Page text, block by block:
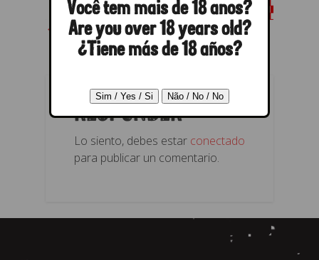
← AnteriorPróximo →
RESPONDER
Lo siento, debes estar conectado
para publicar un comentario.
Você tem mais de 18 anos?
Are you over 18 years old?
¿Tiene más de 18 años?